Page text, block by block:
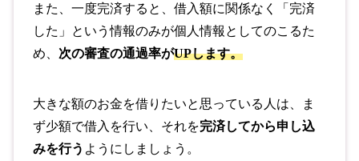
また、一度完済すると、借入額に関係なく「完済
した」という情報のみが個人情報としてのこるた
め、 次の審査の通過率がUPします。
大きな額のお金を借りたいと思っている人は、ま
ず少額で借入を行い、それを完済してから申し込
みを行う ようにしましょう。